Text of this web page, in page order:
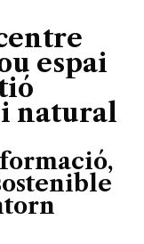
espai
natural